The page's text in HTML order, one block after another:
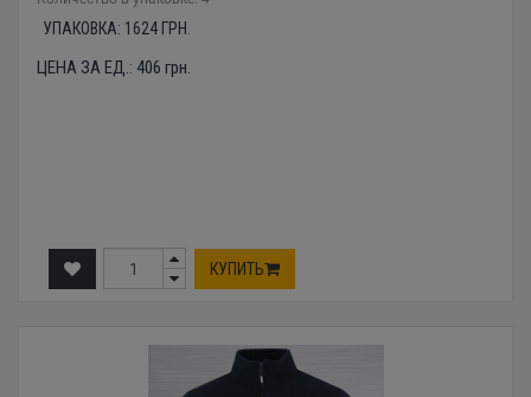
УПАКОВКА: 1624 ГРН.
ЦЕНА ЗА ЕД.: 406 грн.
КУПИТЬ